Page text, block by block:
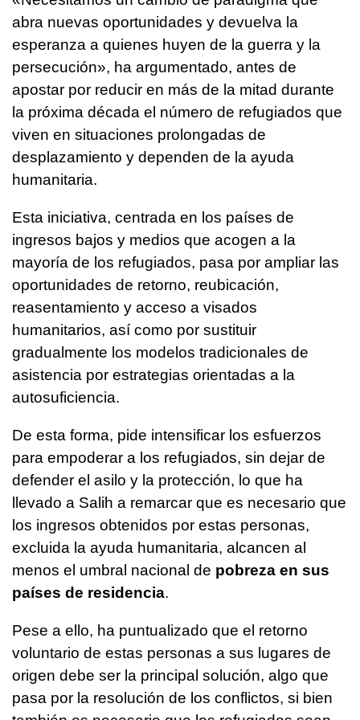
abra nuevas oportunidades y devuelva la
esperanza a quienes huyen de la guerra y la
persecución», ha argumentado, antes de
apostar por reducir en más de la mitad durante
la próxima década el número de refugiados que
viven en situaciones prolongadas de
desplazamiento y dependen de la ayuda
humanitaria.
Esta iniciativa, centrada en los países de
ingresos bajos y medios que acogen a la
mayoría de los refugiados, pasa por ampliar las
oportunidades de retorno, reubicación,
reasentamiento y acceso a visados
humanitarios, así como por sustituir
gradualmente los modelos tradicionales de
asistencia por estrategias orientadas a la
autosuficiencia.
De esta forma, pide intensificar los esfuerzos
para empoderar a los refugiados, sin dejar de
defender el asilo y la protección, lo que ha
llevado a Salih a remarcar que es necesario que
los ingresos obtenidos por estas personas,
excluida la ayuda humanitaria, alcancen al
menos el umbral nacional de pobreza en sus
países de residencia.
Pese a ello, ha puntualizado que el retorno
voluntario de estas personas a sus lugares de
origen debe ser la principal solución, algo que
pasa por la resolución de los conflictos, si bien